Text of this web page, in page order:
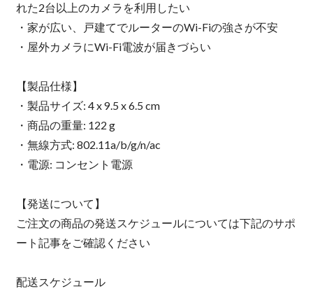
れた2台以上のカメラを利用したい
・家が広い、戸建てでルーターのWi-Fiの強さが不安
・屋外カメラにWi-Fi電波が届きづらい
【製品仕様】
・製品サイズ: ‎4 x 9.5 x 6.5 cm
・商品の重量: 122 g
・無線方式: ‎802.11a/b/g/n/ac
・電源: コンセント電源
【発送について】
ご注文の商品の発送スケジュールについては下記のサポ
ート記事をご確認ください
配送スケジュール